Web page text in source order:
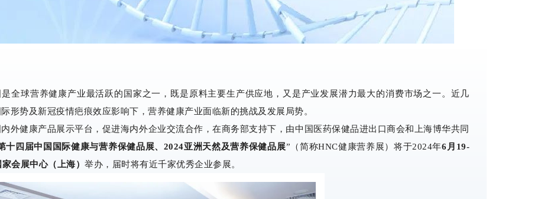
是全球营养健康产业最活跃的国家之一，既是原料主要生产供应地，又是产业发展潜力最大的消费市场之一。近几
形势及新冠疫情疤痕效应影响下，营养健康产业面临新的挑战及发展局势。
外健康产品展示平台，促进海内外企业交流合作，在商务部支持下，由中国医药保健品进出口商会和上海博华共同
十四届中国国际健康与营养保健品展、2024亚洲天然及营养保健品展”（简称HNC健康营养展）将于2024年6月19-
家会展中心（上海） 举办，届时将有近千家优秀企业参展。